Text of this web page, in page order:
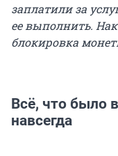
заплатили за
ее выполнить.
блокировка
Всё, что было
навсегда